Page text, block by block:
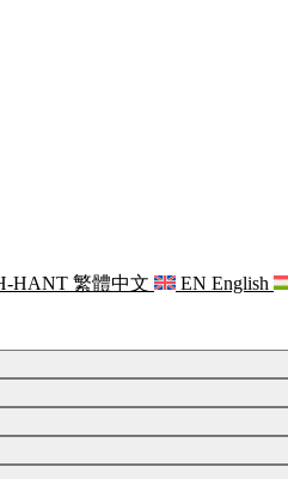
HANT 繁體中文 EN English